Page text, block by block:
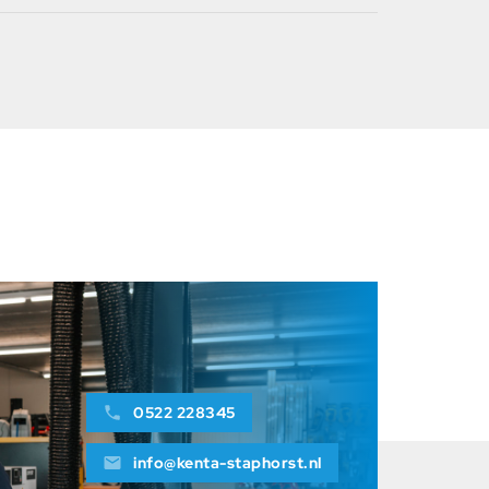
Niklas Talen
0522 228345
info@kenta-staphorst.nl